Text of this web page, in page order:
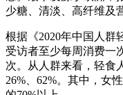
少糖、清淡、高纤维及
根据《2020年中国人群
受访者至少每周消费一
次。从人群来看，轻食
26%、62%。其中，女